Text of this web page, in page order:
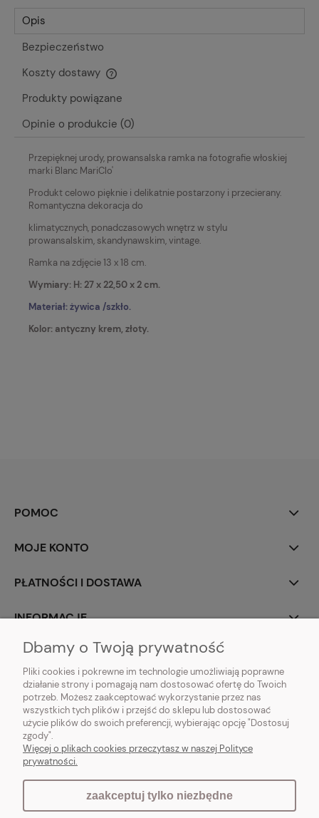
Opis
Bezpieczeństwo
Koszty dostawy
Cena nie zawiera ewentualnych kosztów płatności
Produkty powiązane
Opinie o produkcie (0)
Przepięknej urody, prowansalska ramka na fotografie włoskiej
marki Blanc MariClo'
Produkt celowo pięknie i delikatnie postarzony i przecierany.
Romantyczna dekoracja do
klimatycznych, ponadczasowych wnętrz w stylu
prowansalskim, skandynawskim, vintage.
Ramka na zdjęcie 13 x 18 cm.
Wymiary: H: 27 x 22,50 x 2 cm.
Materiał:żywica /szkło.
Kolor: antyczny krem, złoty.
POMOC
MOJE KONTO
PŁATNOŚCI I DOSTAWA
INFORMACJE
O NAS
Vintagedeco.pl - sklep internetowy - meble i artykuły dekoracyjne do domu
i ogrodu w stylu vintage, skandynawskim, prowansalskim, boho, shabby
chic, industrialnym i loft.
Dbamy o Twoją prywatność
Pliki cookies i pokrewne im technologie umożliwiają poprawne
działanie strony i pomagają nam dostosować ofertę do Twoich
potrzeb. Możesz zaakceptować wykorzystanie przez nas
wszystkich tych plików i przejść do sklepu lub dostosować
użycie plików do swoich preferencji, wybierając opcję "Dostosuj
zgody".
Więcej o plikach cookies przeczytasz w naszej Polityce
prywatności.
zaakceptuj tylko niezbędne